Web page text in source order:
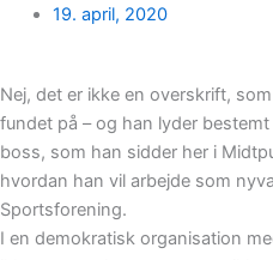
19. april, 2020
Nej, det er ikke en overskrift, som
fundet på – og han lyder
boss, som han sidder her i
hvordan han vil arbejde som
Sportsforening.
I en demokratisk organisation